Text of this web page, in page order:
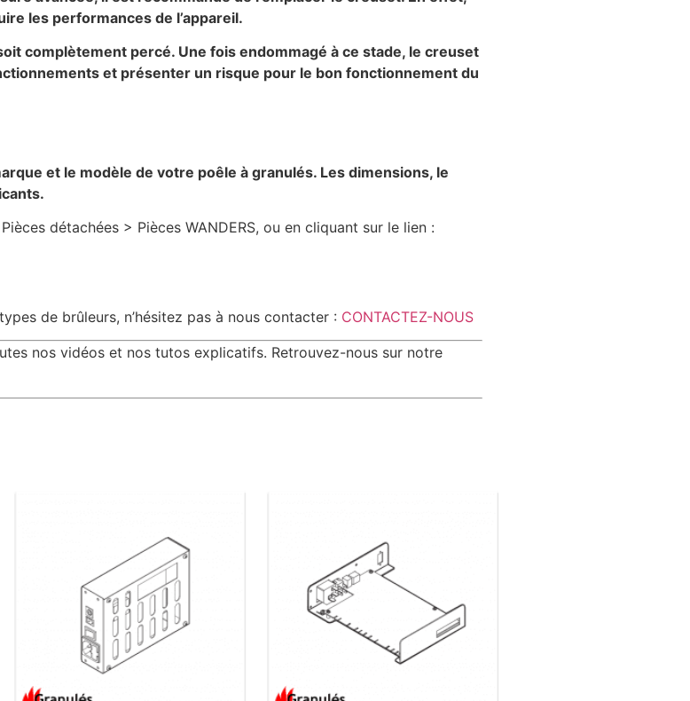
les performances de l’appareil.
complètement percé. Une fois endommagé à ce stade, le creuset
et présenter un risque pour le bon fonctionnement du
et le modèle de votre poêle à granulés. Les dimensions, le
détachées > Pièces WANDERS, ou en cliquant sur le lien :
de brûleurs, n’hésitez pas à nous contacter : CONTACTEZ-NOUS
nos vidéos et nos tutos explicatifs. Retrouvez-nous sur notre